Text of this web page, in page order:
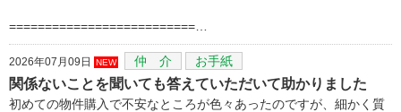
==========================…
2026年07月09日 NEW 仲 介 お手紙
関係ないことを聞いても答えていただいて助かりました
初めての物件購入で不安なところが色々あったのですが、細かく質